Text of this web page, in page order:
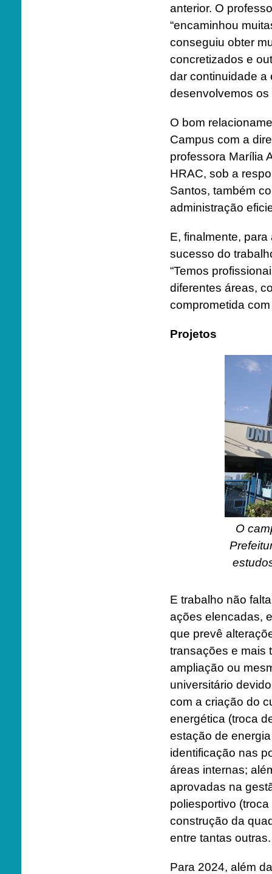
anterior. O
“encaminhou
conseguiu obter
concretizados e
dar continuidade a
desenvolvemos os
O bom
Campus com a
professora Marília
HRAC, sob a
Santos, também
administração
E, finalmente,
sucesso do
“Temos
diferentes áreas,
comprometida
Projetos
O
E trabalho não
ações elencadas,
que prevê
transações e mais
ampliação ou
universitário
com a criação do
energética (troca
estação de
identificação nas
áreas internas;
aprovadas na
poliesportivo
construção da
entre tantas outras.
Para 2024, além